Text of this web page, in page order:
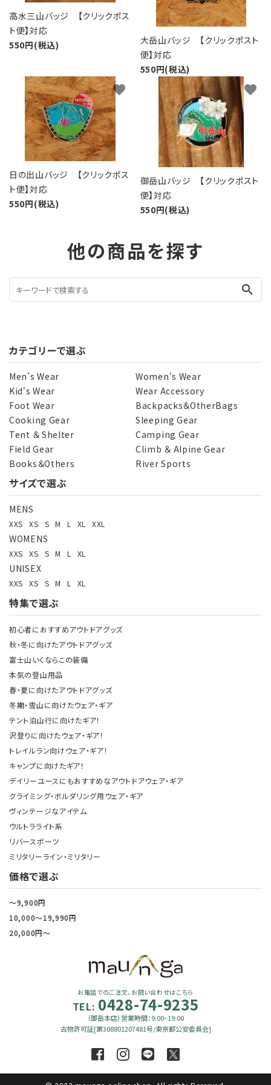
高水三山バッジ 【クリックポス
ト便】対応
550円(税込)
大岳山バッジ 【クリックポスト
便】対応
550円(税込)
日の出山バッジ 【クリックポス
ト便】対応
550円(税込)
favorite
御岳山バッジ 【クリックポスト
便】対応
550円(税込)
favorite
他の商品を探す
search
カテゴリーで選ぶ
Men's Wear
Women's Wear
Kid's Wear
Wear Accessory
Foot Wear
Backpacks＆OtherBags
Cooking Gear
Sleeping Gear
Tent ＆ Shelter
Camping Gear
Field Gear
Climb ＆ Alpine Gear
Books＆Others
River Sports
サイズで選ぶ
MENS
XXS XS S M L XL XXL
WOMENS
XXS XS S M L XL
UNISEX
XXS XS S M L XL
特集で選ぶ
初心者におすすめアウトドアグッズ
秋・冬に向けたアウトドアグッズ
富士山いくならこの装備
本気の登山用品
春・夏に向けたアウトドアグッズ
冬期・雪山に向けたウェア・ギア
テント泊山行に向けたギア！
沢登りに向けたウェア・ギア！
トレイルラン向けウェア・ギア！
キャンプに向けたギア！
デイリーユースにもおすすめなアウトドアウェア・ギア
クライミング・ボルダリング用ウェア・ギア
ヴィンテージなアイテム
ウルトラライト系
リバースポーツ
ミリタリーライン・ミリタリー
価格で選ぶ
～9,900円
10,000～19,990円
20,000円～
お電話でのご注文、お問い合わせはこちら
TEL: 0428-74-9235
（御岳本店）営業時間：9:00~19:00
古物許可証[第308801207481号/東京都公安委員会]